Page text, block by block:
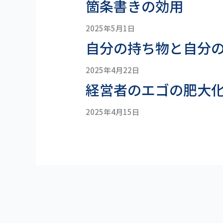
箇条書きの効用
2025年5月1日
自分の持ち物と自分
2025年4月22日
経営者のエゴの肥大
2025年4月15日